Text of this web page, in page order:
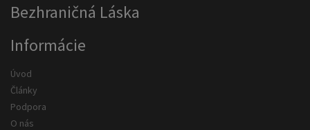
Bezhraničná Láska
Informácie
Úvod
Články
Podpora
O nás